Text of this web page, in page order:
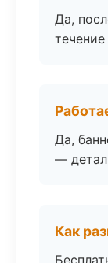
Да,
Да,
—
Как